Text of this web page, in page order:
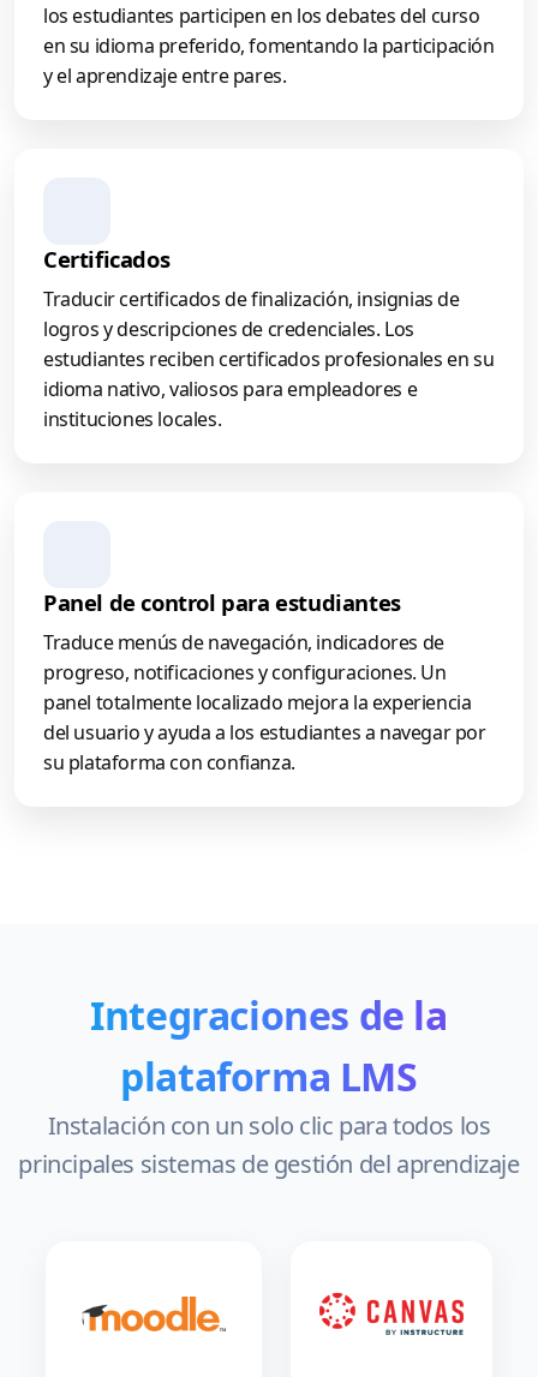
los estudiantes participen en los debates del curso
en su idioma preferido, fomentando la participación
y el aprendizaje entre pares.
Certificados
Traducir certificados de finalización, insignias de
logros y descripciones de credenciales. Los
estudiantes reciben certificados profesionales en su
idioma nativo, valiosos para empleadores e
instituciones locales.
Panel de control para estudiantes
Traduce menús de navegación, indicadores de
progreso, notificaciones y configuraciones. Un
panel totalmente localizado mejora la experiencia
del usuario y ayuda a los estudiantes a navegar por
su plataforma con confianza.
Integraciones de la
plataforma LMS
Instalación con un solo clic para todos los
principales sistemas de gestión del aprendizaje